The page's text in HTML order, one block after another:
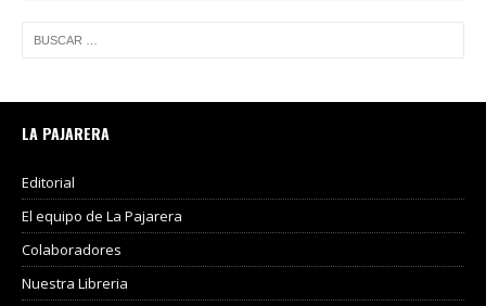
LA PAJARERA
Editorial
El equipo de La Pajarera
Colaboradores
Nuestra Libreria